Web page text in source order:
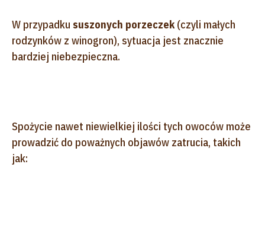
W przypadku suszonych porzeczek(czyli małych
rodzynków z winogron), sytuacja jest znacznie
bardziej niebezpieczna.
Spożycie nawet niewielkiej ilości tych owoców może
prowadzić do poważnych objawów zatrucia, takich
jak: